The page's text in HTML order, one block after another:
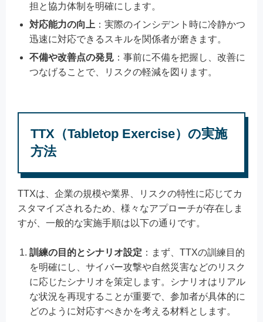
担と協力体制を明確にします。
対応能力の向上 ：実際のインシデント時に冷静かつ
迅速に対応できるスキルを関係者が磨きます。
不備や改善点の発見 ：事前に不備を把握し、改善に
つなげることで、リスクの軽減を図ります。
TTX（Tabletop Exercise）の実施
方法
TTXは、企業の規模や業界、リスクの特性に応じてカ
スタマイズされるため、様々なアプローチが存在しま
すが、一般的な実施手順は以下の通りです。
訓練の目的とシナリオ設定 ：まず、TTXの訓練目的
を明確にし、サイバー攻撃や自然災害などのリスク
に応じたシナリオを策定します。シナリオはリアル
な状況を再現することが重要で、参加者が具体的に
どのように対応すべきかを考える材料とします。